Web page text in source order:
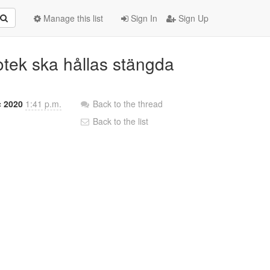
Sign In Sign Up
Manage this list
ska hållas stängda
2020 1:41 p.m.
Back to the thread
Back to the list